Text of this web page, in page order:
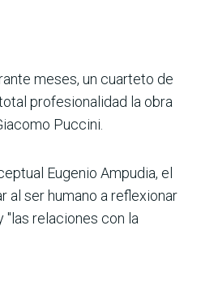
meses, un cuarteto de
profesionalidad la obra
Puccini.
Eugenio Ampudia, el
al ser humano a reflexionar
"las relaciones con la